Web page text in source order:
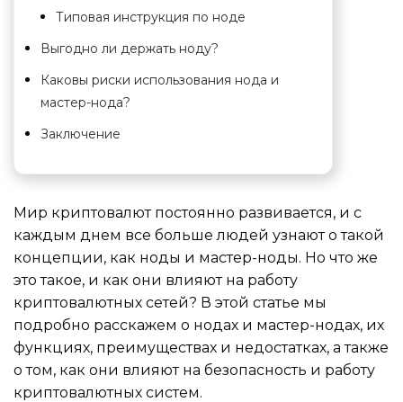
Типовая инструкция по ноде
Выгодно ли держать ноду?
Каковы риски использования нода и
мастер-нода?
Заключение
Мир криптовалют постоянно развивается, и с
каждым днем все больше людей узнают о такой
концепции, как ноды и мастер-ноды. Но что же
это такое, и как они влияют на работу
криптовалютных сетей? В этой статье мы
подробно расскажем о нодах и мастер-нодах, их
функциях, преимуществах и недостатках, а также
о том, как они влияют на безопасность и работу
криптовалютных систем.